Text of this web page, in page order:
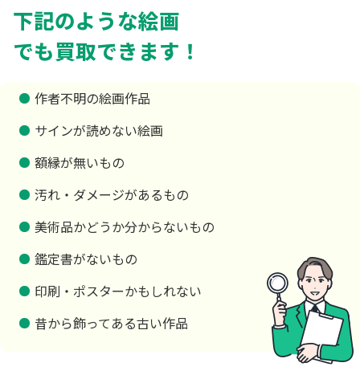
下記のような絵画
でも買取できます！
作者不明の絵画作品
サインが読めない絵画
額縁が無いもの
汚れ・ダメージがあるもの
美術品かどうか分からないもの
鑑定書がないもの
印刷・ポスターかもしれない
昔から飾ってある古い作品